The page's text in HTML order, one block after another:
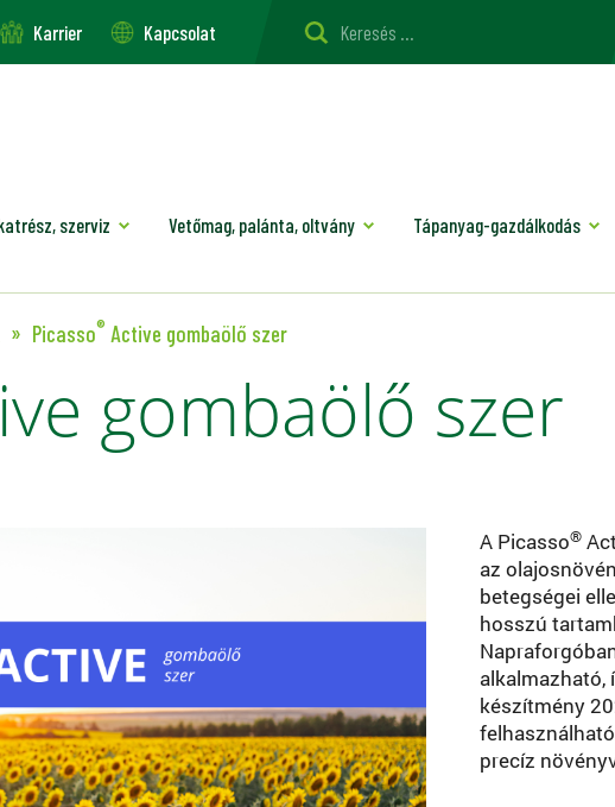
Karrier Kapcsolat
szerviz Vetőmag, palánta, oltvány Tápanyag-gazdálkodás
Picasso® Active gombaölő szer
gombaölő szer
A Picasso®
az
betegségei
hosszú
készítmény
precíz